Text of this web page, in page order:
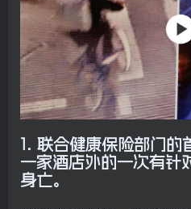
1. 联合健康保险部门的
一家酒店外的一次有针
身亡。